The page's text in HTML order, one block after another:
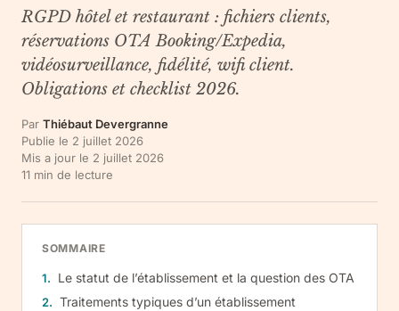
RGPD hôtel et restaurant : fichiers clients,
réservations OTA Booking/Expedia,
vidéosurveillance, fidélité, wifi client.
Obligations et checklist 2026.
Par Thiébaut Devergranne
Publie le 2 juillet 2026
Mis a jour le 2 juillet 2026
11 min de lecture
SOMMAIRE
Le statut de l’établissement et la question des OTA
Traitements typiques d’un établissement